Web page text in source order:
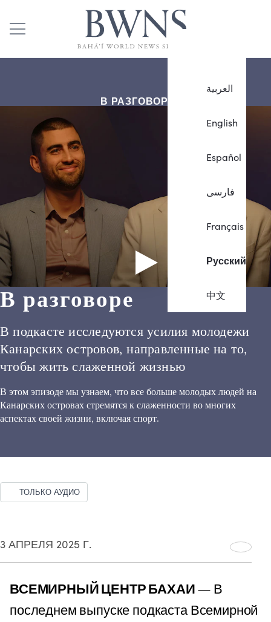
العربية
English
Español
فارسی
Français
Русский
中文
В РАЗГОВОРЕ
В разговоре
В подкасте исследуются усилия молодежи
Канарских островов, направленные на то,
чтобы жить слаженной жизнью
В этом эпизоде мы узнаем, что все больше молодых людей на
Канарских островах стремятся к слаженности во многих
аспектах своей жизни, включая спорт.
ТОЛЬКО АУДИО
3 АПРЕЛЯ 2025 Г.
ВСЕМИРНЫЙ ЦЕНТР БАХАИ— В
последнем выпуске подкаста Всемирной